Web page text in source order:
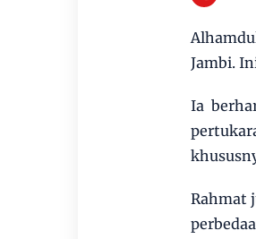
Jambi.
Ia
Rahmat